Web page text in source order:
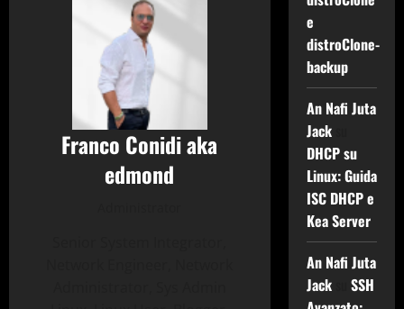
Franco Conidi aka
edmond
e
distroClone-
backup
An Nafi Juta
Jacksu
DHCP su
Linux: Guida
ISC DHCP e
Kea Server
An Nafi Juta
Jacksu SSH